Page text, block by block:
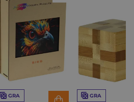
GRA GRA